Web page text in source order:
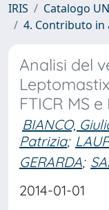
IRIS
Catalogo
4. Contributo in
Analisi del
FTICR MS e
BIANCO,
Patrizia;
GERARDA;
2014-01-01